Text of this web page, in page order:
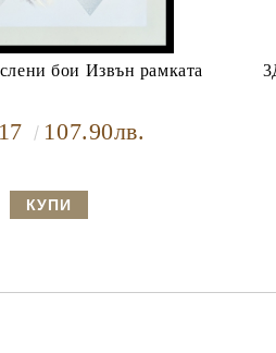
бои Извън рамката
107.90лв.